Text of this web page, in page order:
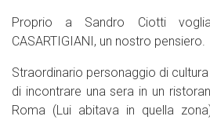
Proprio a Sandro Ciotti
CASARTIGIANI, un nostro pensiero.
Straordinario personaggio di
di incontrare una sera in un
Roma (Lui abitava in quella